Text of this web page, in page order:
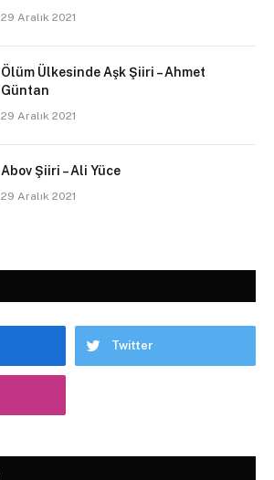
29 Aralık 2021
Ölüm Ülkesinde Aşk Şiiri – Ahmet
Güntan
29 Aralık 2021
Abov Şiiri – Ali Yüce
29 Aralık 2021
Twitter